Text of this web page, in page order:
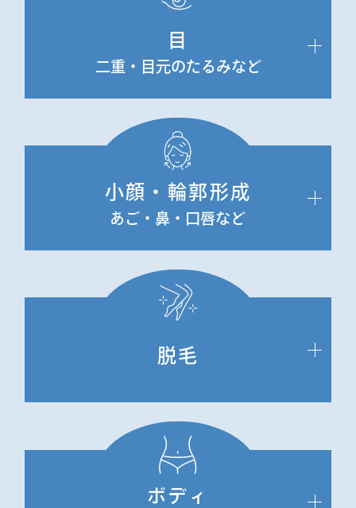
目
二重・目元のたるみなど
小顔・輪郭形成
あご・鼻・口唇など
脱毛
ボディ